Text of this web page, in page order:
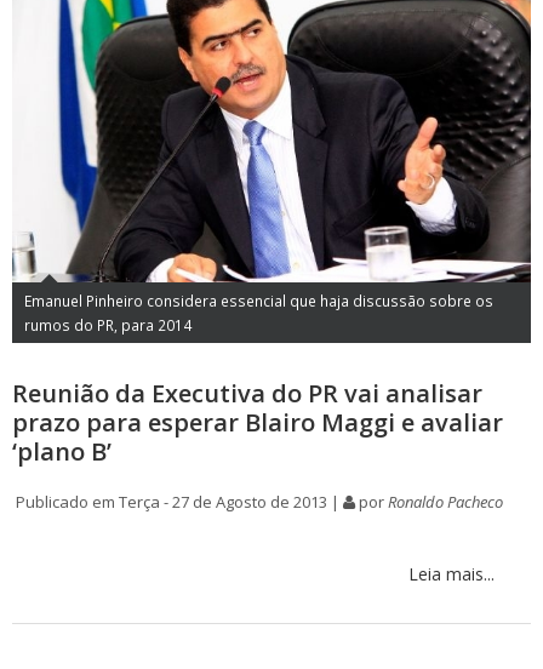
Emanuel Pinheiro considera essencial que haja discussão sobre os
rumos do PR, para 2014
Reunião da Executiva do PR vai analisar
prazo para esperar Blairo Maggi e avaliar
‘plano B’
Publicado em Terça - 27 de Agosto de 2013 | porRonaldo Pacheco
Leia mais...